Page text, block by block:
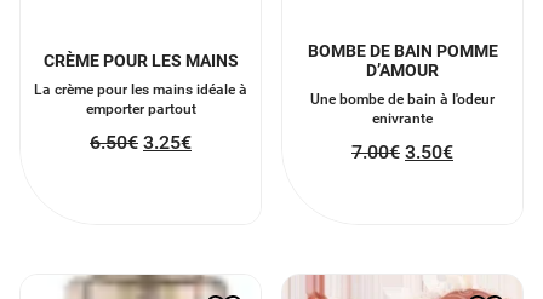
CRÈME POUR LES MAINS
La crème pour les mains idéale à
emporter partout
6.50€ 3.25€
BOMBE DE BAIN POMME
D’AMOUR
Une bombe de bain à l'odeur
enivrante
7.00€ 3.50€
MONOÏ
POUR LE BAIN